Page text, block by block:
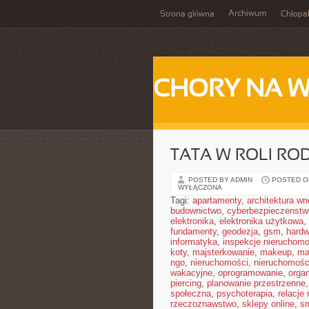
Strona główna Archiwum
CHORY NA
TATA W ROLI
POSTED BY ADMIN POSTED
WYŁĄCZONA
Tagi: apartamenty, architektura
budownictwo,
elektronika, elektronika użytkowa,
fundamenty, geodezja, gsm,
informatyka, inspekcje
koty, majsterkowanie, makeup,
ngo, nieruchomości,
wakacyjne, oprogramowanie,
piercing, planowanie przestrzenne,
społeczna, psychoterapia, relacje
rzeczoznawstwo, sklepy online,